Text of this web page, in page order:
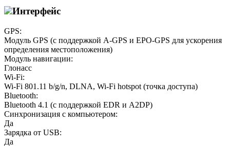
Интерфейс
GPS:
Модуль GPS (с поддержкой A-GPS и EPO-GPS для ускорения
определения местоположения)
Модуль навигации:
Глонасс
Wi-Fi:
Wi-Fi 801.11 b/g/n, DLNA, Wi-Fi hotspot (точка доступа)
Bluetooth:
Bluetooth 4.1 (с поддержкой EDR и A2DP)
Синхронизация с компьютером:
Да
Зарядка от USB:
Да